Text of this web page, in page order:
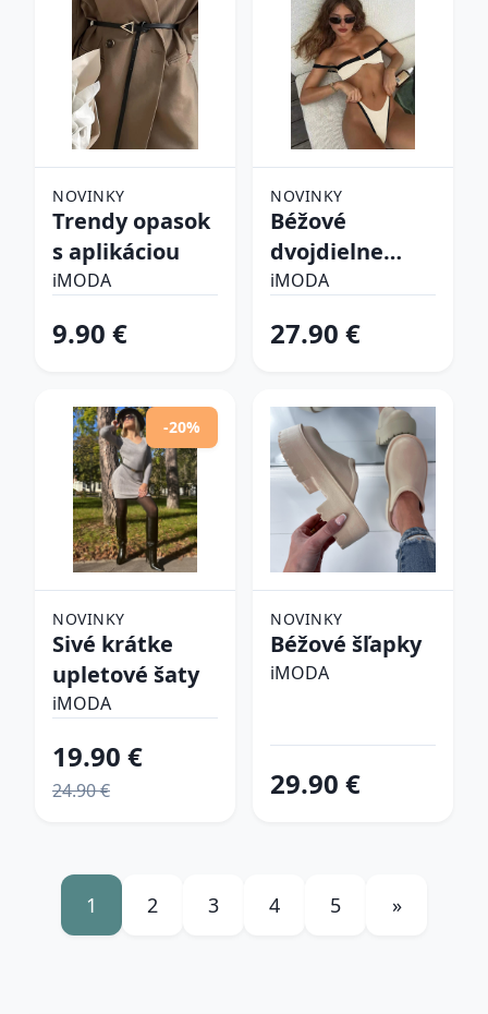
NOVINKY
Trendy opasok
s aplikáciou
iMODA
9.90 €
NOVINKY
Béžové
dvojdielne
plavky
iMODA
27.90 €
-20%
NOVINKY
Sivé krátke
upletové šaty
iMODA
19.90 €
24.90 €
NOVINKY
Béžové šľapky
iMODA
29.90 €
1 2 3 4 5 »